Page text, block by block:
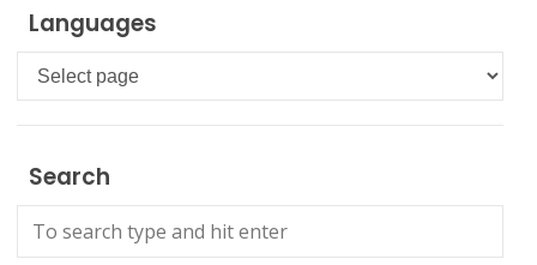
Languages
Languages
Search